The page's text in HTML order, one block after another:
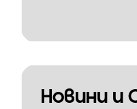
Новини и